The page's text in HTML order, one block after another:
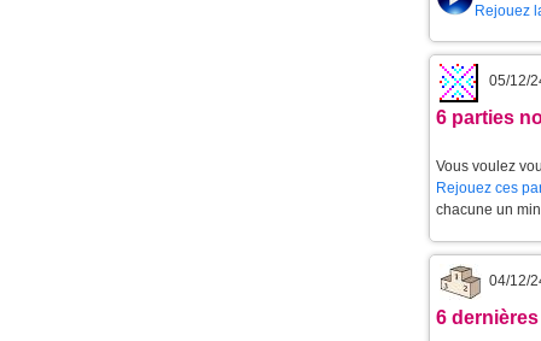
Rejouez
05/12/
6 parties
Vous voulez
Rejouez ces
chacune un
04/12/
6